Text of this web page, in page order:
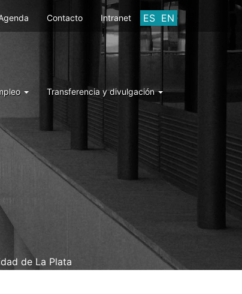
ES EN
Contacto Intranet
Transferencia y divulgación
de La Plata